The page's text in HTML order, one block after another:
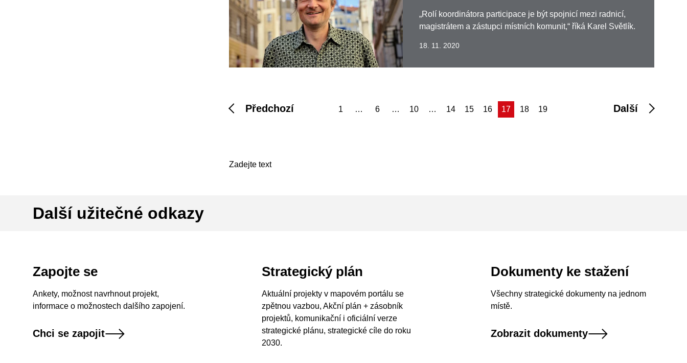
„Rolí koordinátora participace je být spojnicí mezi radnicí,
magistrátem a zástupci místních komunit,“ říká Karel Světlík.
18. 11. 2020
Předchozí 1 … 6 … 10 … 14 15 16 17
(aktuální)18 19 Další
Zadejte text
Další užitečné odkazy
Zapojte se
Ankety, možnost navrhnout projekt,
informace o možnostech dalšího zapojení.
Chci se zapojit
Strategický plán
Aktuální projekty v mapovém portálu se
zpětnou vazbou, Akční plán + zásobník
projektů, komunikační i oficiální verze
strategické plánu, strategické cíle do roku
2030.
Dokumenty ke stažení
Všechny strategické dokumenty na jednom
místě.
Zobrazit dokumenty